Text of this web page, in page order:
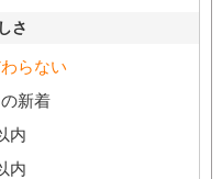
さ
らない
新着
内
内